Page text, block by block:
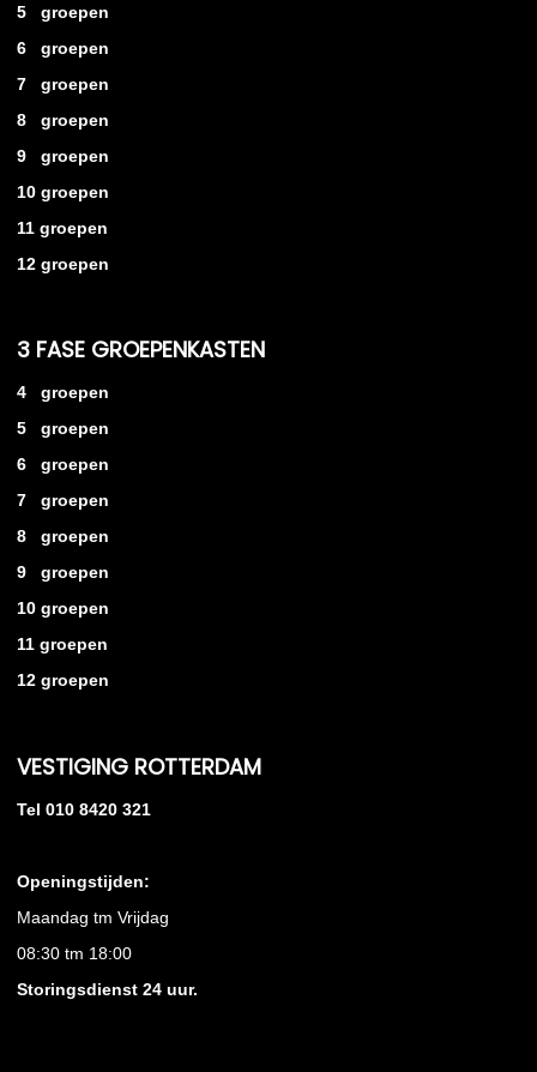
5 groepen
6 groepen
7 groepen
8 groepen
9 groepen
10 groepen
11 groepen
12 groepen
3 FASE GROEPENKASTEN
4 groepen
5 groepen
6 groepen
7 groepen
8 groepen
9 groepen
10 groepen
11 groepen
12 groepen
VESTIGING ROTTERDAM
Tel 010 8420 321
Openingstijden:
Maandag tm Vrijdag
08:30 tm 18:00
Storingsdienst 24 uur.